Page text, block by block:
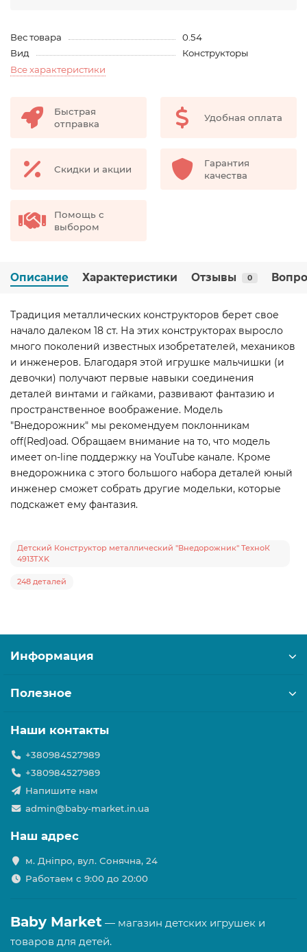
Вес товара
0.54
Вид
Конструкторы
Все характеристики
Быстрая
отправка
Удобная оплата
Скидки и акции
Гарантия
качества
Помощь с
выбором
Описание Характеристики Отзывы 0
Традиция металлических конструкторов берет свое
начало далеком 18 ст. На этих конструкторах выросло
много поколений известных изобретателей, механиков
и инженеров. Благодаря этой игрушке мальчишки (и
девочки) получают первые навыки соединения
деталей винтами и гайками, развивают фантазию и
пространственное воображение. Модель
"Внедорожник" мы рекомендуем поклонникам
off(Red)oad. Обращаем внимание на то, что модель
имеет on-line поддержку на YouTube канале. Кроме
внедорожника с этого большого набора деталей юный
инженер сможет собрать другие модельки, которые
подскажет ему фантазия.
Детский Конструктор металлический "Внедорожник" ТехноК
4913TXK
248 деталей
Информация
Полезное
Наши контакты
+380984527989
+380984527989
Напишите нам
admin@baby-market.in.ua
Наш адрес
м. Дніпро, вул. Сонячна, 24
Работаем с 9:00 до 20:00
Baby Market — магазин детских игрушек и
товаров для детей.